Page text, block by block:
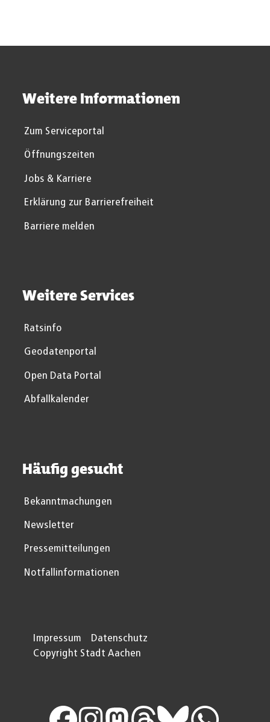
Weitere Informationen
Zum Serviceportal
Öffnungszeiten
Jobs & Karriere
Erklärung zur Barrierefreiheit
Barriere melden
Weitere Services
Ratsinfo
Geodatenportal
Open Data Portal
Abfallkalender
Häufig gesucht
Bekanntmachungen
Newsletter
Pressemitteilungen
Notfallinformationen
Impressum
Datenschutz
Copyright Stadt Aachen